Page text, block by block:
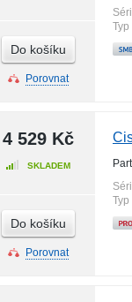
Do košíku
Porovnat
4 529 Kč
SKLADEM
Do košíku
Porovnat